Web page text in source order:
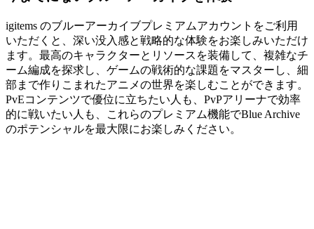
igitems のブルーアーカイブプレミアムアカウントをご利用
いただくと、深い没入感と戦略的な体験をお楽しみいただけ
ます。最高のキャラクターとリソースを装備して、複雑なチ
ーム編成を探求し、ゲームの戦術的な課題をマスターし、細
部まで作りこまれたアニメの世界を楽しむことができます。
PvEコンテンツで優位に立ちたい人も、PvPアリーナで効率
的に戦いたい人も、これらのプレミアム機能でBlue Archive
のポテンシャルを最大限にお楽しみください。